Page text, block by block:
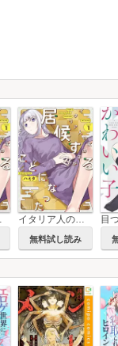
イタリア人の女の子が居候することになった
無料試し読み